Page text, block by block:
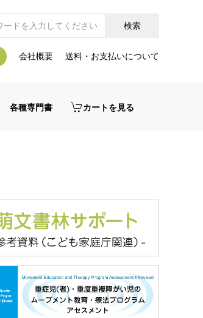
会社概要 送料・お支払いについて
各種専門書 カートを見る